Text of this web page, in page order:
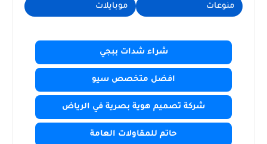
منوعات موبايلات
شراء شدات ببجي
افضل متخصص سيو
شركة تصميم هوية بصرية في الرياض
حاتم للمقاولات العامة